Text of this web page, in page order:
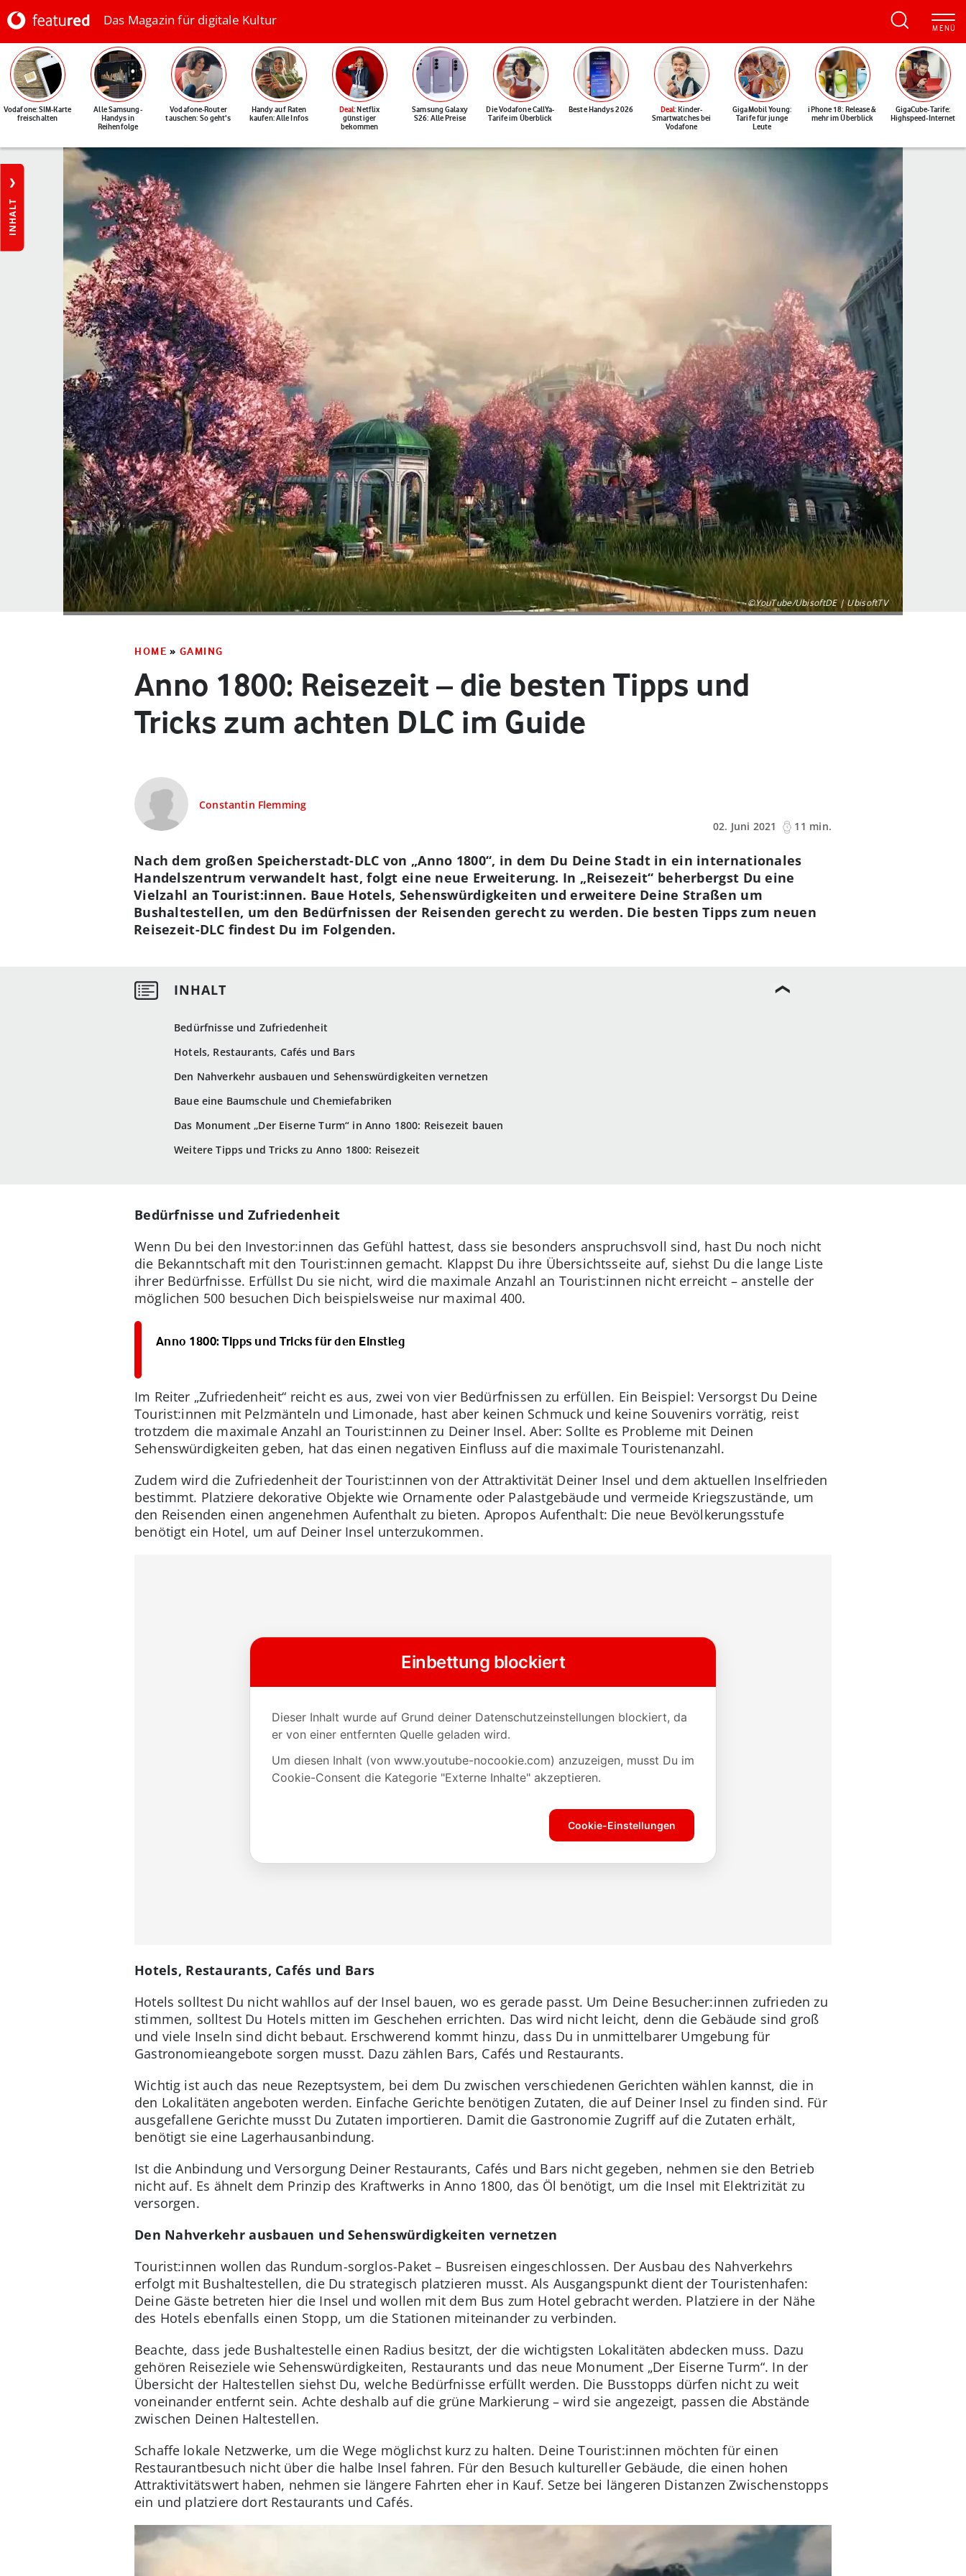
Das Magazin für digitale Kultur
Vodafone: SIM-Karte
freischalten
Alle Samsung-
Handys in
Reihenfolge
Vodafone-Router
tauschen: So geht's
Handy auf Raten
kaufen: Alle Infos
Deal: Netflix
günstiger
bekommen
Samsung Galaxy
S26: Alle Preise
Die Vodafone CallYa-
Tarife im Überblick
Beste Handys 2026 Deal: Kinder-
Smartwatches bei
Vodafone
GigaMobil Young:
Tarife für junge
Leute
iPhone 18: Release &
mehr im Überblick
GigaCube-Tarife:
Highspeed-Internet
INHALT
©YouTube/UbisoftDE | UbisoftTV
HOME » GAMING
Anno 1800: Reisezeit – die besten Tipps und
Tricks zum achten DLC im Guide
Constantin Flemming
02. Juni 2021
11 min.
Bedürfnisse und Zufriedenheit
Hotels, Restaurants, Cafés und Bars
Den Nahverkehr ausbauen und Sehenswürdigkeiten vernetzen
Baue eine Baumschule und Chemiefabriken
Das Monument „Der Eiserne Turm“ in Anno 1800: Reisezeit bauen
Weitere Tipps und Tricks zu Anno 1800: Reisezeit
Nach dem großen Speicherstadt-DLC von „Anno 1800“, in dem Du Deine Stadt in ein internationales
Handelszentrum verwandelt hast, folgt eine neue Erweiterung. In „Reisezeit“ beherbergst Du eine
Vielzahl an Tourist:innen. Baue Hotels, Sehenswürdigkeiten und erweitere Deine Straßen um
Bushaltestellen, um den Bedürfnissen der Reisenden gerecht zu werden. Die besten Tipps zum neuen
Reisezeit-DLC findest Du im Folgenden.
Bedürfnisse und Zufriedenheit
Wenn Du bei den Investor:innen das Gefühl hattest, dass sie besonders anspruchsvoll sind, hast Du noch nicht
die Bekanntschaft mit den Tourist:innen gemacht. Klappst Du ihre Übersichtsseite auf, siehst Du die lange Liste
ihrer Bedürfnisse. Erfüllst Du sie nicht, wird die maximale Anzahl an Tourist:innen nicht erreicht – anstelle der
möglichen 500 besuchen Dich beispielsweise nur maximal 400.
Anno 1800: Tipps und Tricks für den Einstieg
Im Reiter „Zufriedenheit“ reicht es aus, zwei von vier Bedürfnissen zu erfüllen. Ein Beispiel: Versorgst Du Deine
Tourist:innen mit Pelzmänteln und Limonade, hast aber keinen Schmuck und keine Souvenirs vorrätig, reist
trotzdem die maximale Anzahl an Tourist:innen zu Deiner Insel. Aber: Sollte es Probleme mit Deinen
Sehenswürdigkeiten geben, hat das einen negativen Einfluss auf die maximale Touristenanzahl.
Zudem wird die Zufriedenheit der Tourist:innen von der Attraktivität Deiner Insel und dem aktuellen Inselfrieden
bestimmt. Platziere dekorative Objekte wie Ornamente oder Palastgebäude und vermeide Kriegszustände, um
den Reisenden einen angenehmen Aufenthalt zu bieten. Apropos Aufenthalt: Die neue Bevölkerungsstufe
benötigt ein Hotel, um auf Deiner Insel unterzukommen.
Hotels, Restaurants, Cafés und Bars
Hotels solltest Du nicht wahllos auf der Insel bauen, wo es gerade passt. Um Deine Besucher:innen zufrieden zu
stimmen, solltest Du Hotels mitten im Geschehen errichten. Das wird nicht leicht, denn die Gebäude sind groß
und viele Inseln sind dicht bebaut. Erschwerend kommt hinzu, dass Du in unmittelbarer Umgebung für
Gastronomieangebote sorgen musst. Dazu zählen Bars, Cafés und Restaurants.
Wichtig ist auch das neue Rezeptsystem, bei dem Du zwischen verschiedenen Gerichten wählen kannst, die in
den Lokalitäten angeboten werden. Einfache Gerichte benötigen Zutaten, die auf Deiner Insel zu finden sind. Für
ausgefallene Gerichte musst Du Zutaten importieren. Damit die Gastronomie Zugriff auf die Zutaten erhält,
benötigt sie eine Lagerhausanbindung.
Ist die Anbindung und Versorgung Deiner Restaurants, Cafés und Bars nicht gegeben, nehmen sie den Betrieb
nicht auf. Es ähnelt dem Prinzip des Kraftwerks in Anno 1800, das Öl benötigt, um die Insel mit Elektrizität zu
versorgen.
Den Nahverkehr ausbauen und Sehenswürdigkeiten vernetzen
Tourist:innen wollen das Rundum-sorglos-Paket – Busreisen eingeschlossen. Der Ausbau des Nahverkehrs
erfolgt mit Bushaltestellen, die Du strategisch platzieren musst. Als Ausgangspunkt dient der Touristenhafen:
Deine Gäste betreten hier die Insel und wollen mit dem Bus zum Hotel gebracht werden. Platziere in der Nähe
des Hotels ebenfalls einen Stopp, um die Stationen miteinander zu verbinden.
Beachte, dass jede Bushaltestelle einen Radius besitzt, der die wichtigsten Lokalitäten abdecken muss. Dazu
gehören Reiseziele wie Sehenswürdigkeiten, Restaurants und das neue Monument „Der Eiserne Turm“. In der
Übersicht der Haltestellen siehst Du, welche Bedürfnisse erfüllt werden. Die Busstopps dürfen nicht zu weit
voneinander entfernt sein. Achte deshalb auf die grüne Markierung – wird sie angezeigt, passen die Abstände
zwischen Deinen Haltestellen.
Schaffe lokale Netzwerke, um die Wege möglichst kurz zu halten. Deine Tourist:innen möchten für einen
Restaurantbesuch nicht über die halbe Insel fahren. Für den Besuch kultureller Gebäude, die einen hohen
Attraktivitätswert haben, nehmen sie längere Fahrten eher in Kauf. Setze bei längeren Distanzen Zwischenstopps
ein und platziere dort Restaurants und Cafés.